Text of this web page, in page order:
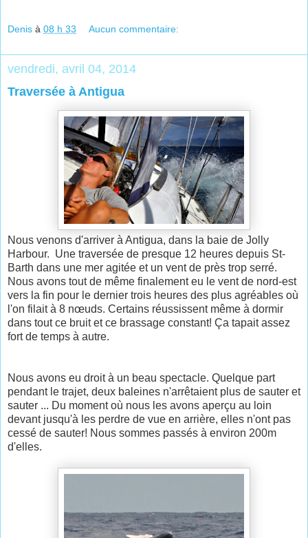
Denis à 08 h 33 Aucun commentaire:
vendredi, avril 04, 2014
Traversée à Antigua
Nous venons d'arriver à Antigua, dans la baie de Jolly
Harbour. Une traversée de presque 12 heures depuis St-
Barth dans une mer agitée et un vent de près trop serré.
Nous avons tout de même finalement eu le vent de nord-est
vers la fin pour le dernier trois heures des plus agréables où
l'on filait à 8 nœuds. Certains réussissent même à dormir
dans tout ce bruit et ce brassage constant! Ça tapait assez
fort de temps à autre.
Nous avons eu droit à un beau spectacle. Quelque part
pendant le trajet, deux baleines n'arrêtaient plus de sauter et
sauter ... Du moment où nous les avons aperçu au loin
devant jusqu'à les perdre de vue en arrière, elles n'ont pas
cessé de sauter! Nous sommes passés à environ 200m
d'elles.